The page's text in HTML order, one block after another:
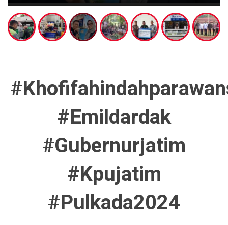
#emildardak
#gubernurjatim
#kpujatim
#pulkada2024